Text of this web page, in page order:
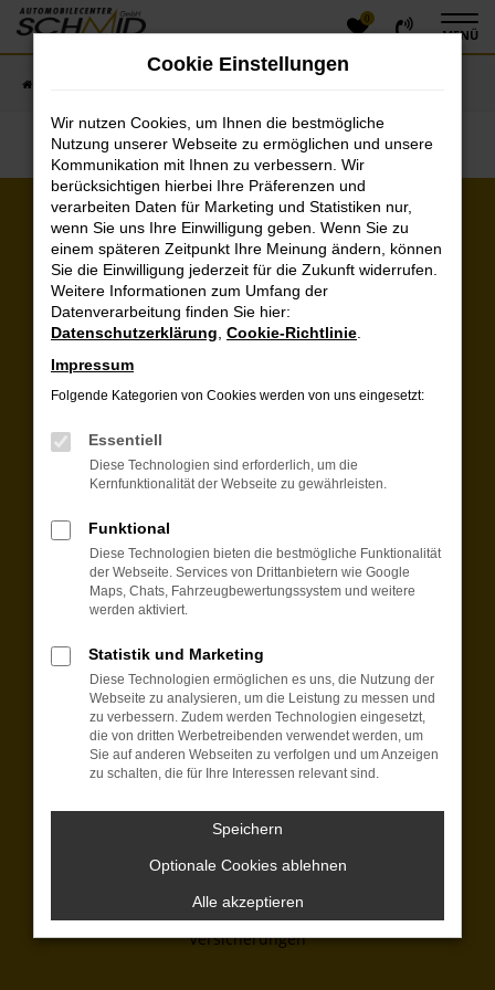
Zum
Hauptinhalt
0
MENÜ
Kunden über uns:
Unkomplizierter Vorgang und Ankauf von 2
Autos für einen spitzen Preis. Haben die
Fahrzeuge gewaschen und frisch hergerichtet
bekommen. Nett und freundlich. Danke
Herr Alex G.
Weitere Kundenstimmen lesen
Öffnungszeiten & Kontakt
07:15 bis 18:00 Uhr
Samstag:
09:00 bis 12:00 Uhr
+49 8421 97650
kontakt@automobilecenter-schmid.de
Wir bieten:
EU-Fahrzeuge
Neuwagen
Dienstwagen
Gebrauchtwagen
Finanzierung
Leasing
Versicherungen
Cookie Einstellungen
Wir nutzen Cookies, um Ihnen die bestmögliche
Nutzung unserer Webseite zu ermöglichen und unsere
Kommunikation mit Ihnen zu verbessern. Wir
berücksichtigen hierbei Ihre Präferenzen und
verarbeiten Daten für Marketing und Statistiken nur,
wenn Sie uns Ihre Einwilligung geben. Wenn Sie zu
einem späteren Zeitpunkt Ihre Meinung ändern, können
Sie die Einwilligung jederzeit für die Zukunft widerrufen.
Weitere Informationen zum Umfang der
Datenverarbeitung finden Sie hier:
Datenschutzerklärung Cookie-Richtlinie
Impressum
Folgende Kategorien von Cookies werden von uns eingesetzt:
Essentiell
Diese Technologien sind erforderlich, um die
Kernfunktionalität der Webseite zu gewährleisten.
Funktional
Diese Technologien bieten die bestmögliche Funktionalität
der Webseite. Services von Drittanbietern wie Google
Maps, Chats, Fahrzeugbewertungssystem und weitere
werden aktiviert.
Statistik und Marketing
Diese Technologien ermöglichen es uns, die Nutzung der
Webseite zu analysieren, um die Leistung zu messen und
zu verbessern. Zudem werden Technologien eingesetzt,
die von dritten Werbetreibenden verwendet werden, um
Sie auf anderen Webseiten zu verfolgen und um Anzeigen
zu schalten, die für Ihre Interessen relevant sind.
Speichern
Optionale Cookies ablehnen
Alle akzeptieren